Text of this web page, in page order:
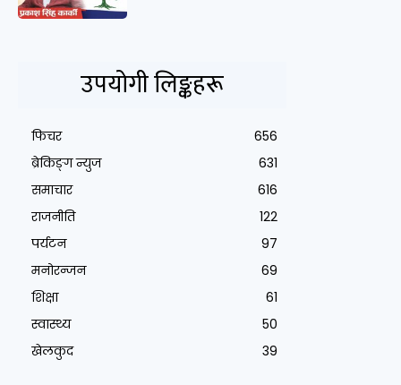
उपयोगी लिङ्कहरू
फिचर
656
ब्रेकिङ्ग न्युज
631
समाचार
616
राजनीति
122
पर्यटन
97
मनोरन्जन
69
शिक्षा
61
स्वास्थ्य
50
खेलकुद
39